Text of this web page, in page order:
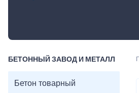
БЕТОННЫЙ ЗАВОД И МЕТАЛЛ
Бетон товарный